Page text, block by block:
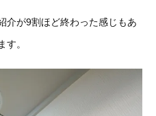
介が9割ほど終わった感じもあ
す。